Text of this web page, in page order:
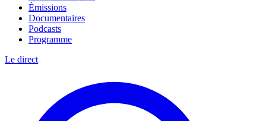
Émissions
Documentaires
Podcasts
Programme
Le direct